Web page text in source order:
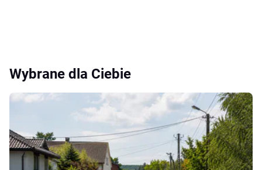
Wybrane dla Ciebie